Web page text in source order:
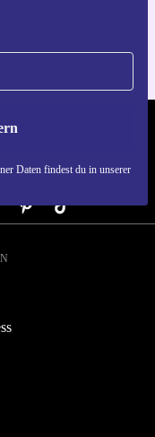
Daten findest du in unserer
NEW.